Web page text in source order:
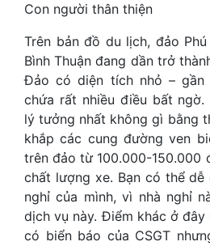
Con người thân thiện
Trên bản đồ du lịch, đảo
Bình Thuận đang dần trở
Đảo có diện tích nhỏ – gần
chứa rất nhiều điều bất ngờ.
lý tưởng nhất không gì bằng
khắp các cung đường ven
trên đảo từ 100.000-150.000
chất lượng xe. Bạn có thể dễ
nghỉ của mình, vì nhà nghỉ
dịch vụ này. Điểm khác ở
có biển báo của CSGT